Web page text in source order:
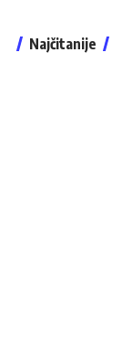
Najčitanije